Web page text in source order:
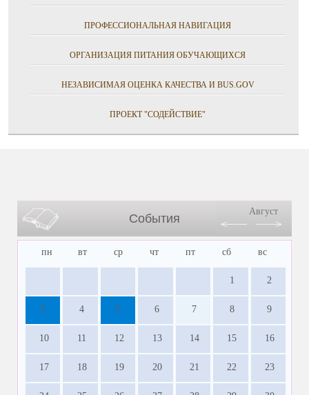
ПРОФЕССИОНАЛЬНАЯ НАВИГАЦИЯ
ОРГАНИЗАЦИЯ ПИТАНИЯ ОБУЧАЮЩИХСЯ
НЕЗАВИСИМАЯ ОЦЕНКА КАЧЕСТВА И BUS.GOV
ПРОЕКТ "СОДЕЙСТВИЕ"
События
Август
пн вт ср чт пт сб вс
1 2
3 4 5 6 7 8 9
10 11 12 13 14 15 16
17 18 19 20 21 22 23